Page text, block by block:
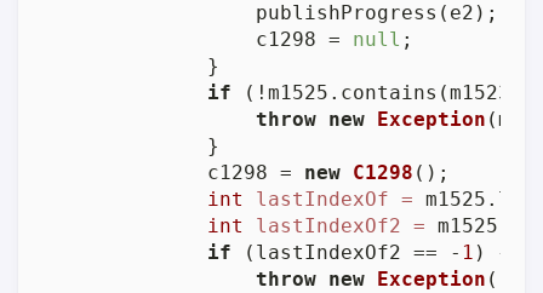
                publishProgress(e2);
                c1298 =
null ;
            }
if (!m1525.contains(m1523(
throw new Exception
            }
            c1298 =
new C1298 ();
int
lastIndexOf =
int
lastIndexOf2 =
if (lastIndexOf2 == - 1 ) {
throw new Exception (